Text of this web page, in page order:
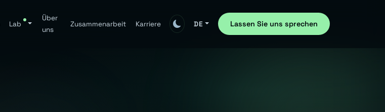
Lab
Über
uns
Zusammenarbeit Karriere DE Lassen Sie uns sprechen